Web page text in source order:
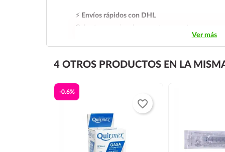
⚡ Envíos rápidos con DHL
Cobertura nacional con rastreo y entrega segura.
Ver más
4 OTROS PRODUCTOS EN LA
-0.6%
favorite_border